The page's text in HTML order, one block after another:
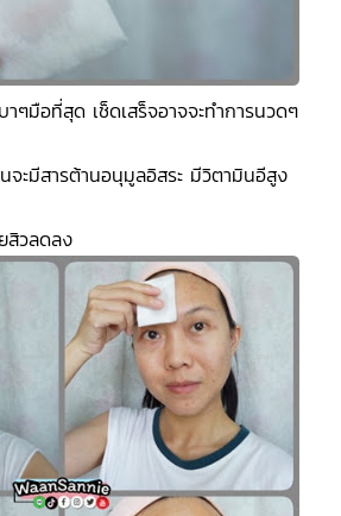
าๆมือที่สุด เช็ดเสร็จอาจจะทำการนวดๆ
จะมีสารต้านอนุมูลอิสระ มีวิตามินอีสูง
สิวลดลง